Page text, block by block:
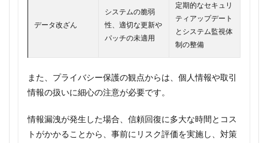
データ改ざん
システムの脆弱
性、適切な更新や
パッチの未適用
定期的なセキュリ
ティアップデート
とシステム監視体
制の整備
また、プライバシー保護の観点からは、個人情報や取引
情報の扱いに細心の注意が必要です。
情報漏洩が発生した場合、信頼回復に多大な時間とコス
トがかかることから、事前にリスク評価を実施し、対策